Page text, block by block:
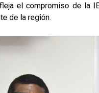
el compromiso de la
de la región.